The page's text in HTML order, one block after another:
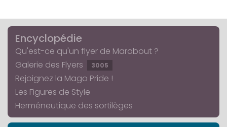
Encyclopédie
Qu'est-ce qu'un flyer de Marabout ?
Galerie des Flyers
3005
Rejoignez la Mago Pride !
Les Figures de Style
Herméneutique des sortilèges